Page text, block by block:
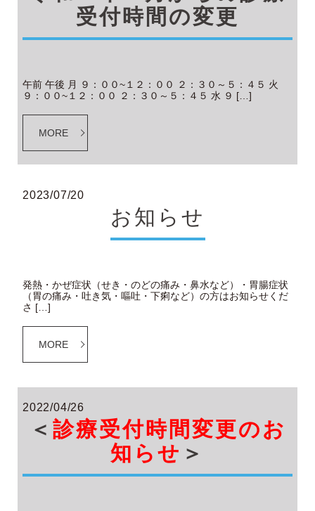
受付時間の変更
午前 午後 月 ９：００~１２：００ ２：３０～５：４５ 火
９：００~１２：００ ２：３０～５：４５ 水 ９ […]
MORE
2023/07/20
お知らせ
発熱・かぜ症状（せき・のどの痛み・鼻水など）・胃腸症状
（胃の痛み・吐き気・嘔吐・下痢など）の方はお知らせくだ
さ […]
MORE
2022/04/26
＜ 診療受付時間変更のお
知らせ ＞